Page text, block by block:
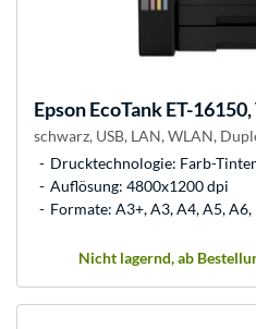
EpsonEcoTank ET-
schwarz, USB, LAN, WLAN,
Drucktechnologie: Farb-
Auflösung: 4800x1200 dpi
Formate: A3+, A3, A4, A5,
Nicht lagernd, ab